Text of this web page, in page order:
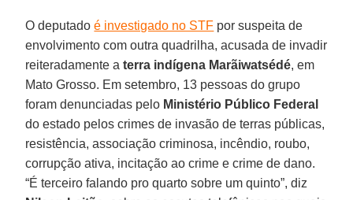
O deputadoé investigado no STF por suspeita de
envolvimento com outra quadrilha, acusada de invadir
reiteradamente a terra indígena Marãiwatsédé, em
Mato Grosso. Em setembro, 13 pessoas do grupo
foram denunciadas pelo Ministério Público Federal
do estado pelos crimes de invasão de terras públicas,
resistência, associação criminosa, incêndio, roubo,
corrupção ativa, incitação ao crime e crime de dano.
“É terceiro falando pro quarto sobre um quinto”, diz